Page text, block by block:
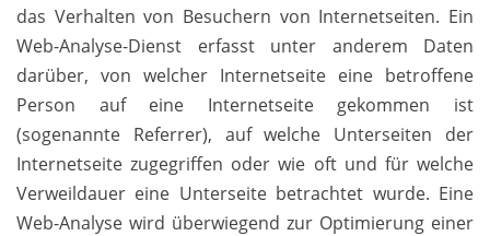
das Verhalten von Besuchern von Internetseiten. Ein
Web-Analyse-Dienst erfasst unter anderem Daten
darüber, von welcher Internetseite eine betroffene
Person auf eine Internetseite gekommen ist
(sogenannte Referrer), auf welche Unterseiten der
Internetseite zugegriffen oder wie oft und für welche
Verweildauer eine Unterseite betrachtet wurde. Eine
Web-Analyse wird überwiegend zur Optimierung einer